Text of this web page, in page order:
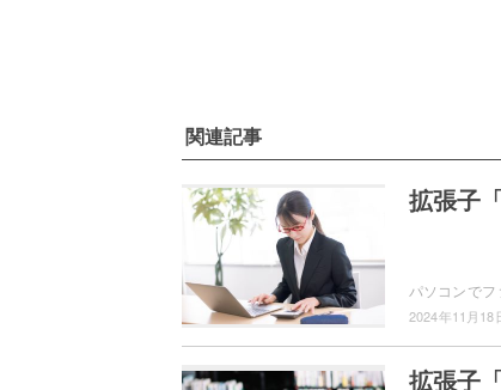
関連記事
拡張子
2024年11月18
拡張子